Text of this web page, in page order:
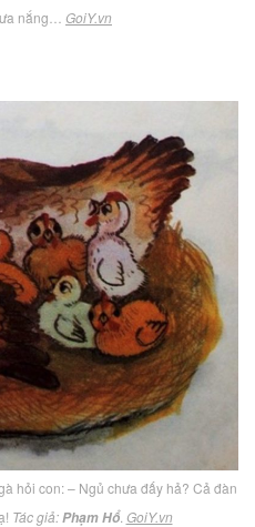
nắng… GoiY.vn
hỏi con: – Ngủ chưa đấy hả? Cả đàn
Tác giả:Phạm Hổ. GoiY.vn